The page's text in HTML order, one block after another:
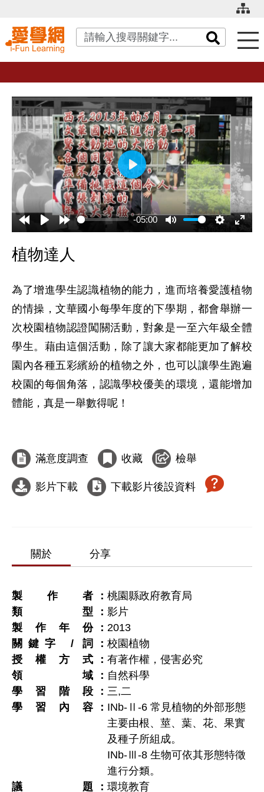
關鍵字搜尋
-05:00
播
放
植物達人
為了增進學生認識植物的能力，進而培養愛護植物
的情操，文華國小每學年度的下學期，都會舉辦一
次校園植物認證闖關活動，對象是一至六年級全體
學生。藉由這個活動，除了讓大家都能更加了解校
園內各種五彩繽紛的植物之外，也可以讓學生跑遍
校園的每個角落，認識學校優美的環境，還能增加
體能，真是一舉數得呢！
滿意度調查 收藏 檢舉
影片下載 下載影片後設資料
關於 分享
製作者
桃園縣政府教育局
類型
影片
製作年份
2013
關鍵字 / 詞
校園植物
授權方式
有著作權，侵害必究
領域
自然科學
學習階段
三,二
學習內容
INb-Ⅱ-6 常見植物的外部形態
主要由根、莖、葉、花、果實
及種子所組成。
INb-Ⅲ-8 生物可依其形態特徵
進行分類。
議題
環境教育